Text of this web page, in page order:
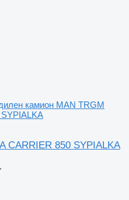
камион MAN TRGM
CARRIER 850 SYPIALKA